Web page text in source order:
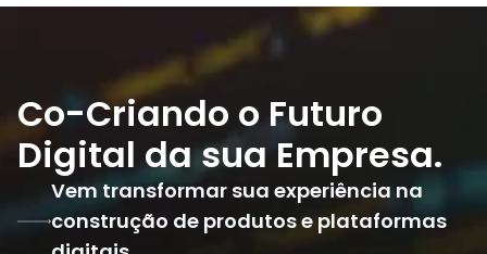
Co-Criando o Futuro
Digital da sua Empresa.
Vem transformar sua experiência na
construção de produtos e plataformas